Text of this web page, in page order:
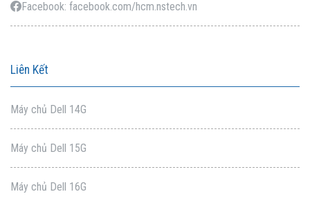
Facebook: facebook.com/hcm.nstech.vn
Liên Kết
Máy chủ Dell 14G
Máy chủ Dell 15G
Máy chủ Dell 16G